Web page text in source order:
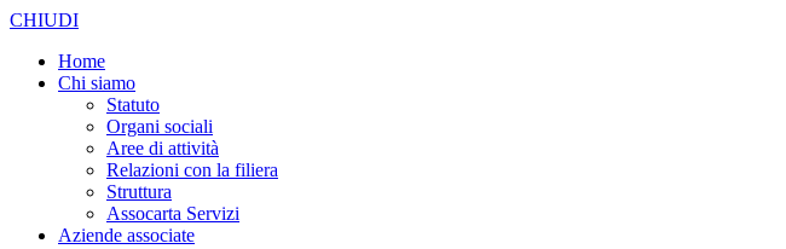
CHIUDI
Home
Chi siamo
Statuto
Organi sociali
Aree di attività
Relazioni con la filiera
Struttura
Assocarta Servizi
Aziende associate